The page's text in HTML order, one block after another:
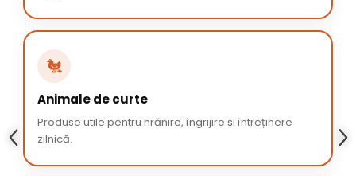
🐔
Animale de curte
Produse utile pentru hrănire, îngrijire și întreținere
zilnică.